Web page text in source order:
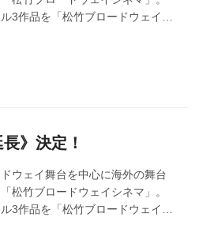
3作品を「松竹ブロードウェイシ
グ・ゴーズ」は、長編映画と混
田優さん（俳優）からも大絶賛
好評につき、下記の内容でアン
》決定！
ウェイ舞台を中心に海外の舞台
松竹ブロードウェイシネマ」。
3作品を「松竹ブロードウェイシ
ック」は、長編映画と混ざり、